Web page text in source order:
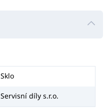
Sklo
Servisní díly s.r.o.